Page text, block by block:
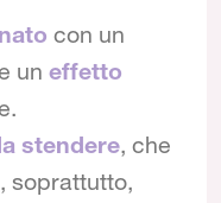
con un
un effetto
stendere, che
soprattutto,